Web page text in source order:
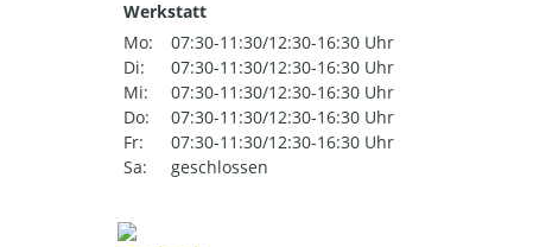
Werkstatt
Mo:
07:30-11:30/12:30-16:30 Uhr
Di:
07:30-11:30/12:30-16:30 Uhr
Mi:
07:30-11:30/12:30-16:30 Uhr
Do:
07:30-11:30/12:30-16:30 Uhr
Fr:
07:30-11:30/12:30-16:30 Uhr
Sa:
geschlossen